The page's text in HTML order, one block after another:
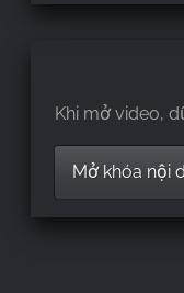
Wir waren
wunderschön
einen
feinen Tierpark.
Khi mở video,
Mở khóa nội